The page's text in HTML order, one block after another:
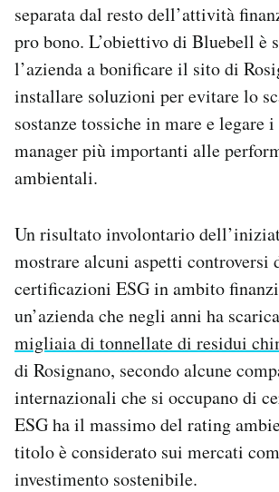
separata dal resto dell’attività
pro bono. L’obiettivo di Bluebell è
l’azienda a bonificare il sito di
installare soluzioni per evitare lo
sostanze tossiche in mare e legare
manager più importanti alle
ambientali.
Un risultato involontario
mostrare alcuni aspetti controversi
certificazioni ESG in ambito
un’azienda che negli anni ha
migliaia di tonnellate di residui
di Rosignano, secondo alcune
internazionali che si occupano di
ESG ha il massimo del rating
titolo è considerato sui mercati
investimento sostenibile.